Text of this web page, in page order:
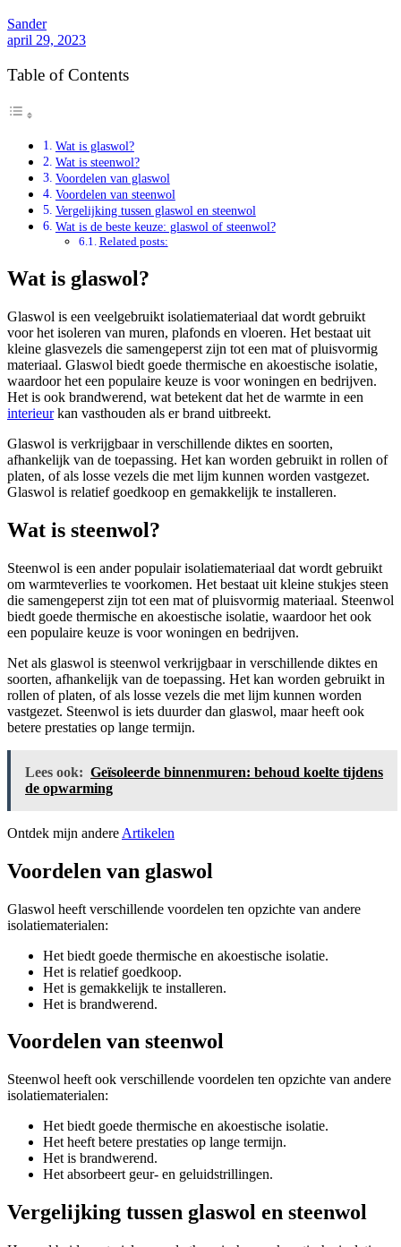
Sander
april 29, 2023
Table of Contents
Wat is glaswol?
Wat is steenwol?
Voordelen van glaswol
Voordelen van steenwol
Vergelijking tussen glaswol en steenwol
Wat is de beste keuze: glaswol of steenwol?
Related posts:
Wat is glaswol?
Glaswol is een veelgebruikt isolatiemateriaal dat wordt gebruikt
voor het isoleren van muren, plafonds en vloeren. Het bestaat uit
kleine glasvezels die samengeperst zijn tot een mat of pluisvormig
materiaal. Glaswol biedt goede thermische en akoestische isolatie,
waardoor het een populaire keuze is voor woningen en bedrijven.
Het is ook brandwerend, wat betekent dat het de warmte in een
interieurkan vasthouden als er brand uitbreekt.
Glaswol is verkrijgbaar in verschillende diktes en soorten,
afhankelijk van de toepassing. Het kan worden gebruikt in rollen of
platen, of als losse vezels die met lijm kunnen worden vastgezet.
Glaswol is relatief goedkoop en gemakkelijk te installeren.
Wat is steenwol?
Steenwol is een ander populair isolatiemateriaal dat wordt gebruikt
om warmteverlies te voorkomen. Het bestaat uit kleine stukjes steen
die samengeperst zijn tot een mat of pluisvormig materiaal. Steenwol
biedt goede thermische en akoestische isolatie, waardoor het ook
een populaire keuze is voor woningen en bedrijven.
Net als glaswol is steenwol verkrijgbaar in verschillende diktes en
soorten, afhankelijk van de toepassing. Het kan worden gebruikt in
rollen of platen, of als losse vezels die met lijm kunnen worden
vastgezet. Steenwol is iets duurder dan glaswol, maar heeft ook
betere prestaties op lange termijn.
Lees ook: Geïsoleerde binnenmuren: behoud koelte tijdens
de opwarming
Ontdek mijn andere Artikelen
Voordelen van glaswol
Glaswol heeft verschillende voordelen ten opzichte van andere
isolatiematerialen:
Het biedt goede thermische en akoestische isolatie.
Het is relatief goedkoop.
Het is gemakkelijk te installeren.
Het is brandwerend.
Voordelen van steenwol
Steenwol heeft ook verschillende voordelen ten opzichte van andere
isolatiematerialen:
Het biedt goede thermische en akoestische isolatie.
Het heeft betere prestaties op lange termijn.
Het is brandwerend.
Het absorbeert geur- en geluidstrillingen.
Vergelijking tussen glaswol en steenwol